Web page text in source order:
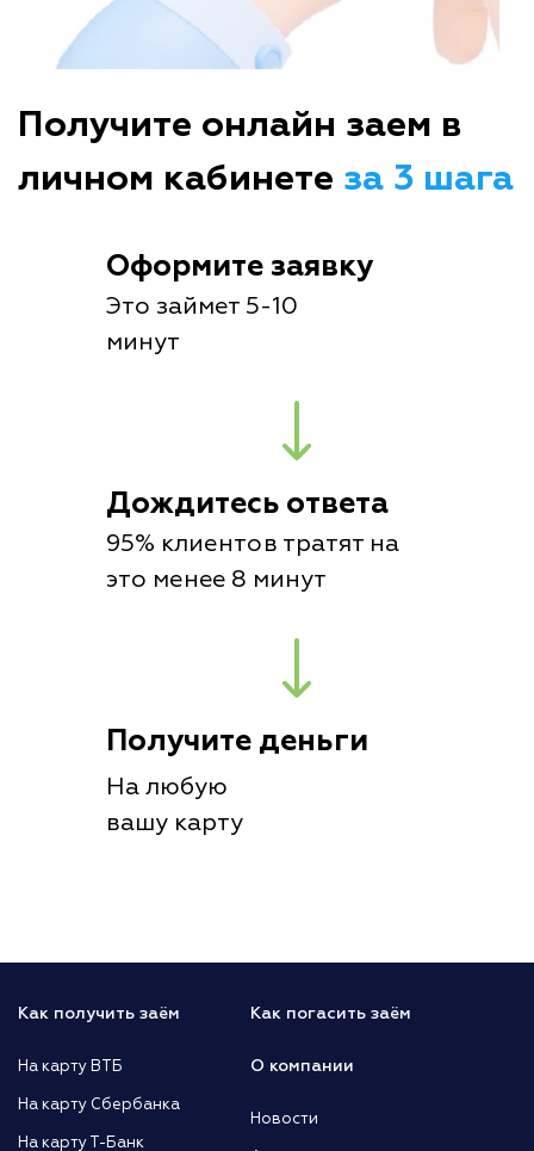
Получите онлайн заем в
личном кабинете за 3 шага
Оформите заявку
Это займет 5-10
минут
Дождитесь ответа
95% клиентов тратят на
это менее 8 минут
Получите деньги
На любую
вашу карту
Как получить заём
На карту ВТБ
На карту Сбербанка
На карту Т-Банк
Как погасить заём
О компании
Новости